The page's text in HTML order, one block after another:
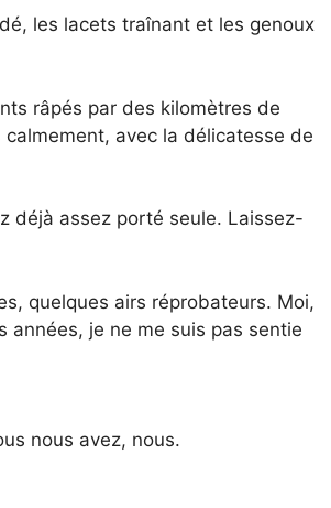
les lacets traînant et les genoux
râpés par des kilomètres de
avec la délicatesse de
déjà assez porté seule. Laissez-
quelques airs réprobateurs. Moi,
années, je ne me suis pas sentie
nous avez, nous.